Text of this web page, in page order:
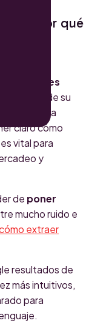
y por qué
las redes
todos de su
y la
claro cómo
es vital para
y
de poner
mucho ruido e
extraer
resultados de
más intuitivos,
para